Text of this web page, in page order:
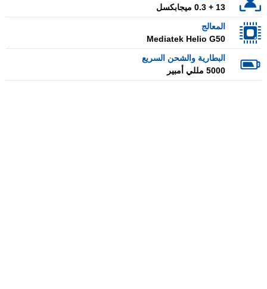
13 + 0.3 ميجابكسل
المعالج
Mediatek Helio G50
البطارية والشحن السريع
5000 مللي أمبير